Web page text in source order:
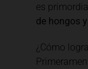
es
de hongos
¿Cómo